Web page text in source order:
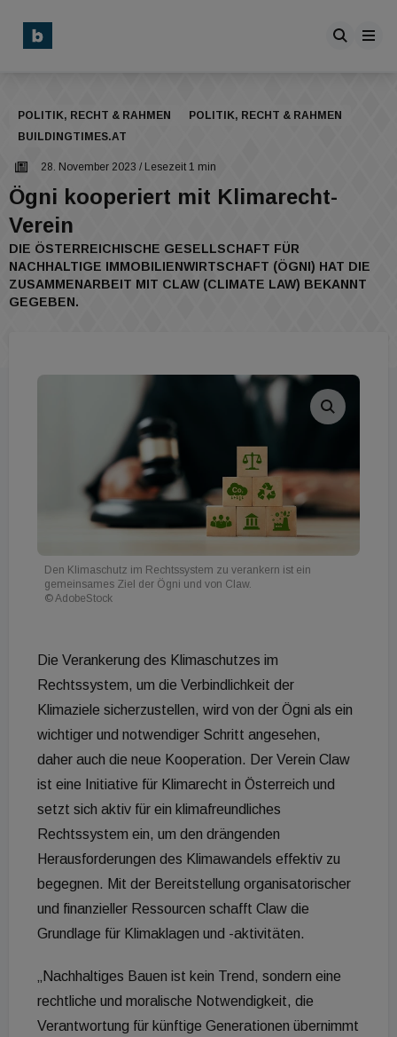
POLITIK, RECHT & RAHMEN
POLITIK, RECHT & RAHMEN
BUILDINGTIMES.AT
28. November 2023 / Lesezeit 1 min
Ögni kooperiert mit Klimarecht-
Verein
DIE ÖSTERREICHISCHE GESELLSCHAFT FÜR
NACHHALTIGE IMMOBILIENWIRTSCHAFT (ÖGNI) HAT DIE
ZUSAMMENARBEIT MIT CLAW (CLIMATE LAW) BEKANNT
GEGEBEN.
Den Klimaschutz im Rechtssystem zu verankern ist ein
gemeinsames Ziel der Ögni und von Claw.
© AdobeStock
Die Verankerung des Klimaschutzes im
Rechtssystem, um die Verbindlichkeit der
Klimaziele sicherzustellen, wird von der Ögni als ein
wichtiger und notwendiger Schritt angesehen,
daher auch die neue Kooperation. Der Verein Claw
ist eine Initiative für Klimarecht in Österreich und
setzt sich aktiv für ein klimafreundliches
Rechtssystem ein, um den drängenden
Herausforderungen des Klimawandels effektiv zu
begegnen. Mit der Bereitstellung organisatorischer
und finanzieller Ressourcen schafft Claw die
Grundlage für Klimaklagen und -aktivitäten.
„Nachhaltiges Bauen ist kein Trend, sondern eine
rechtliche und moralische Notwendigkeit, die
Verantwortung für künftige Generationen übernimmt